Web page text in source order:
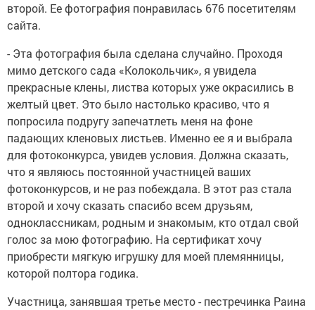
второй. Ее фотография понравилась 676 посетителям
сайта.
- Эта фотография была сделана случайно. Проходя
мимо детского сада «Колокольчик», я увидела
прекрасные клены, листва которых уже окрасились в
желтый цвет. Это было настолько красиво, что я
попросила подругу запечатлеть меня на фоне
падающих кленовых листьев. Именно ее я и выбрала
для фотоконкурса, увидев условия. Должна сказать,
что я являюсь постоянной участницей ваших
фотоконкурсов, и не раз побеждала. В этот раз стала
второй и хочу сказать спасибо всем друзьям,
одноклассникам, родным и знакомым, кто отдал свой
голос за мою фотографию. На сертификат хочу
приобрести мягкую игрушку для моей племянницы,
которой полтора годика.
Участница, занявшая третье место - пестречинка Раина